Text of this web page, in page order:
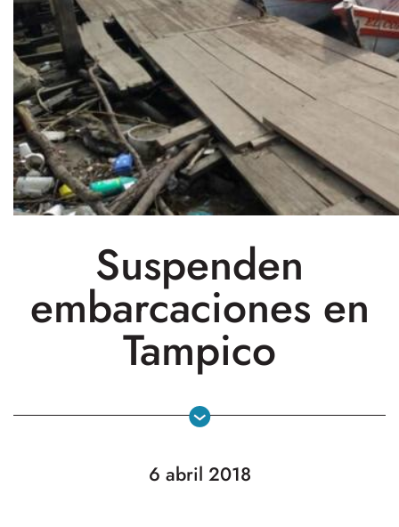
Suspenden
embarcaciones en
Tampico
6 abril 2018